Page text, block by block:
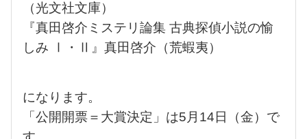
（光文社文庫）
『真田啓介ミステリ論集 古典探偵小説の愉
しみ Ⅰ・Ⅱ』真田啓介（荒蝦夷）
になります。
「公開開票＝大賞決定」は5月14日（金）で